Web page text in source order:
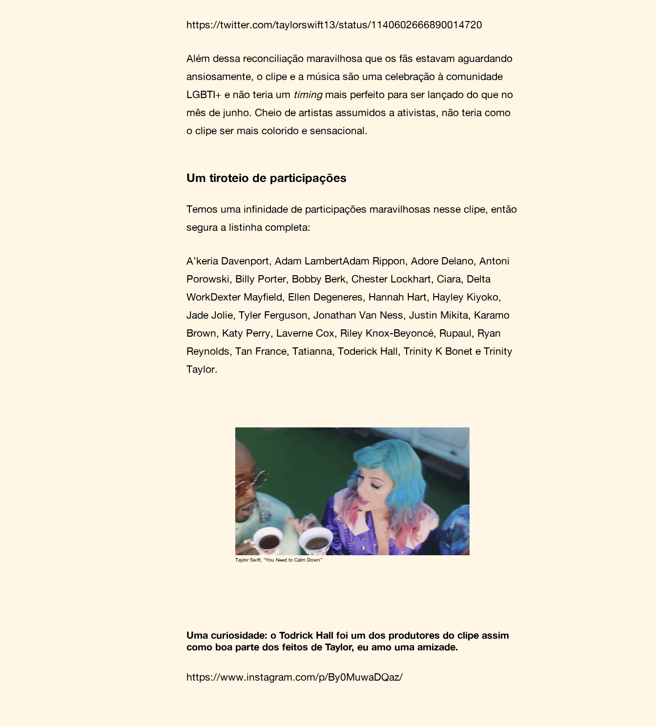
https://twitter.com/taylorswift13/status/1140602666890014720
Além dessa reconciliação maravilhosa que os fãs estavam aguardando
ansiosamente, o clipe e a música são uma celebração à comunidade
LGBTI+ e não teria um timingmais perfeito para ser lançado do que no
mês de junho. Cheio de artistas assumidos a ativistas, não teria como
o clipe ser mais colorido e sensacional.
Um tiroteio de participações
Temos uma infinidade de participações maravilhosas nesse clipe, então
segura a listinha completa:
A’keria Davenport, Adam LambertAdam Rippon, Adore Delano, Antoni
Porowski, Billy Porter, Bobby Berk, Chester Lockhart, Ciara, Delta
WorkDexter Mayfield, Ellen Degeneres, Hannah Hart, Hayley Kiyoko,
Jade Jolie, Tyler Ferguson, Jonathan Van Ness, Justin Mikita, Karamo
Brown, Katy Perry, Laverne Cox, Riley Knox-Beyoncé, Rupaul, Ryan
Reynolds, Tan France, Tatianna, Toderick Hall, Trinity K Bonet e Trinity
Taylor.
Taylor Swift, “You Need to Calm Down”
Uma curiosidade: o Todrick Hall foi um dos produtores do clipe assim
como boa parte dos feitos de Taylor, eu amo uma amizade.
https://www.instagram.com/p/By0MuwaDQaz/